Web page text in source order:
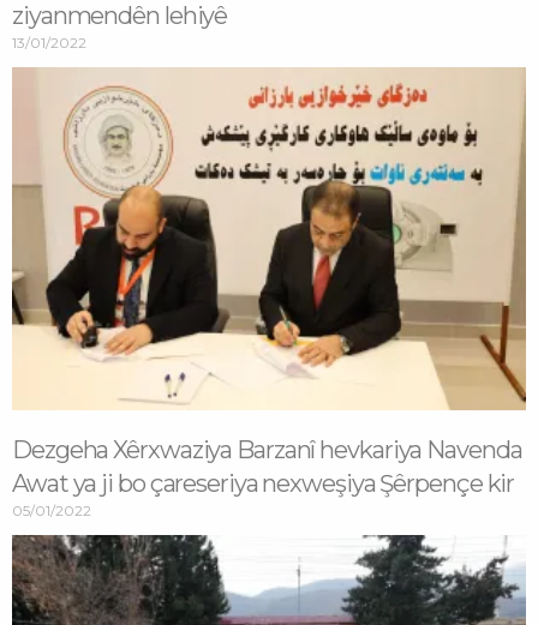
ziyanmendên lehiyê
13/01/2022
Dezgeha Xêrxwaziya Barzanî hevkariya Navenda
Awat ya ji bo çareseriya nexweşiya Şêrpençe kir
05/01/2022